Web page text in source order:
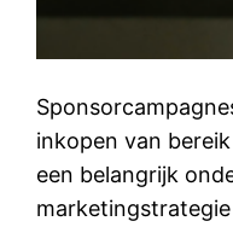
inkopen van
een belangrijk